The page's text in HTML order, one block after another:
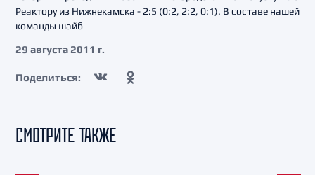
Реактору из Нижнекамска - 2:5 (0:2, 2:2, 0:1). В составе нашей
команды шайб
29 августа 2011 г.
Поделиться:
СМОТРИТЕ ТАКЖЕ